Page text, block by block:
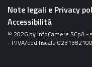
Note legali e Privacy
Accessibilità
© 2026 by InfoCamere SCpA -
- P.IVA/cod.fiscale